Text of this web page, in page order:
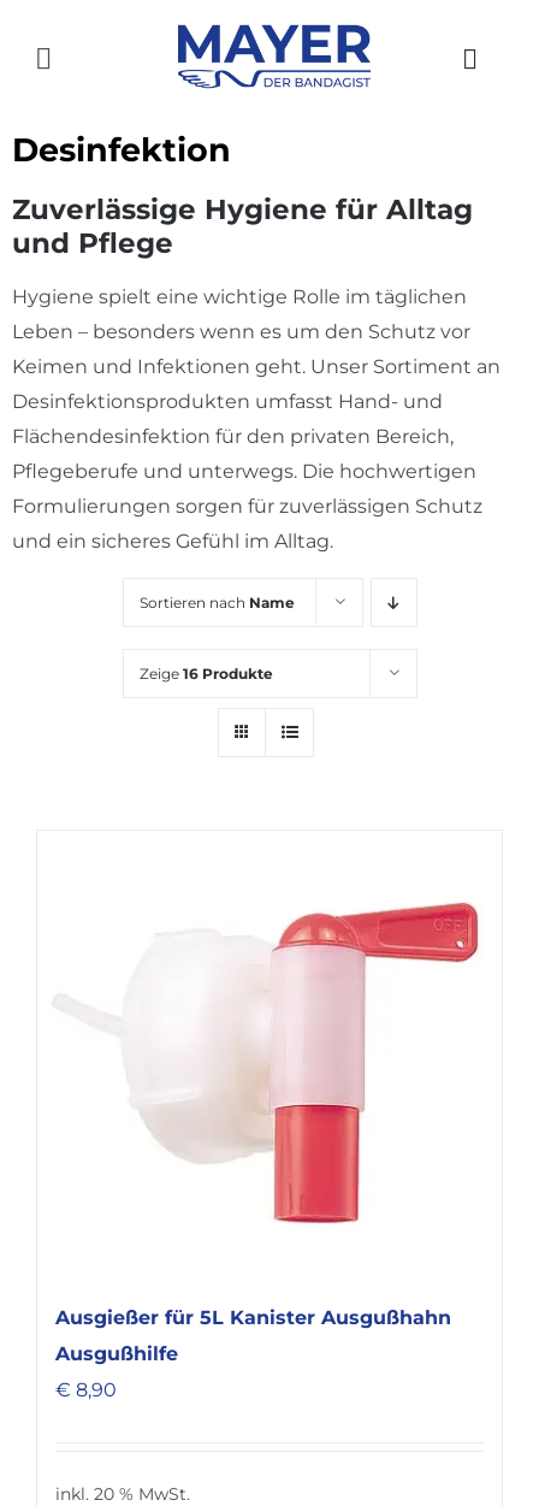
Inhalt
Toggle
SHOP
ÜBER UNS
GESCHICHTE
KONTAKT
KARRIERE
Desinfektion
Zuverlässige Hygiene für Alltag
und Pflege
Hygiene spielt eine wichtige Rolle im täglichen
Leben – besonders wenn es um den Schutz vor
Keimen und Infektionen geht. Unser Sortiment an
Desinfektionsprodukten umfasst Hand- und
Flächendesinfektion für den privaten Bereich,
Pflegeberufe und unterwegs. Die hochwertigen
Formulierungen sorgen für zuverlässigen Schutz
und ein sicheres Gefühl im Alltag.
Sortieren nach Name
Zeige 16 Produkte
Ausgießer für 5L Kanister Ausgußhahn
Ausgußhilfe
€ 8,90
inkl. 20 % MwSt.